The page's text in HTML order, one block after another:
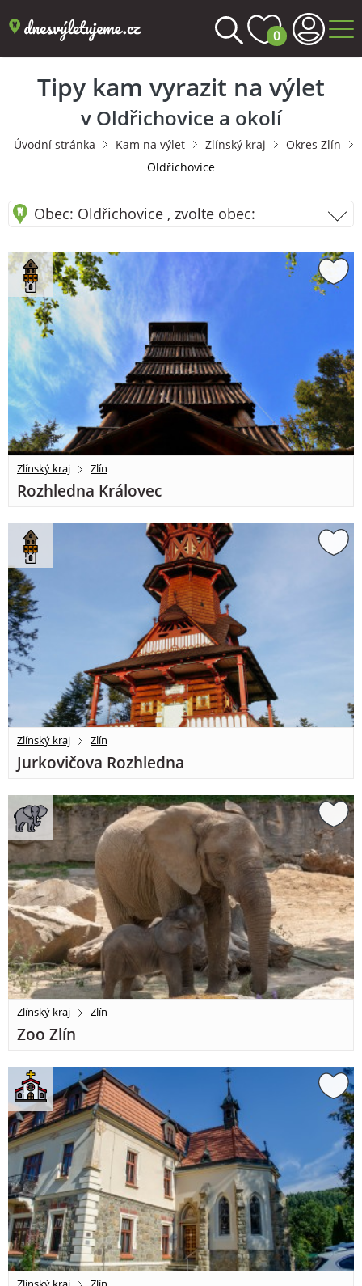
0
Tipy kam vyrazit na výlet
v Oldřichovice a okolí
Úvodní stránka Kam na výlet Zlínský kraj
Okres Zlín
Oldřichovice
Obec: Oldřichovice , zvolte obec:
Zlínský kraj Zlín
Rozhledna Královec
Zlínský kraj Zlín
Jurkovičova Rozhledna
Zlínský kraj Zlín
Zoo Zlín